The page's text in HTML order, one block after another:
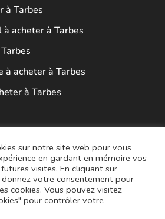
à Tarbes
acheter à Tarbes
à acheter à Tarbes
à Tarbes
Foch Tarbes2020 | N° SIREN :
884141367
sur notre site web pour vous
en gardant en mémoire vos
visites. En cliquant sur
votre consentement pour
cookies. Vous pouvez visitez
pour contrôler votre